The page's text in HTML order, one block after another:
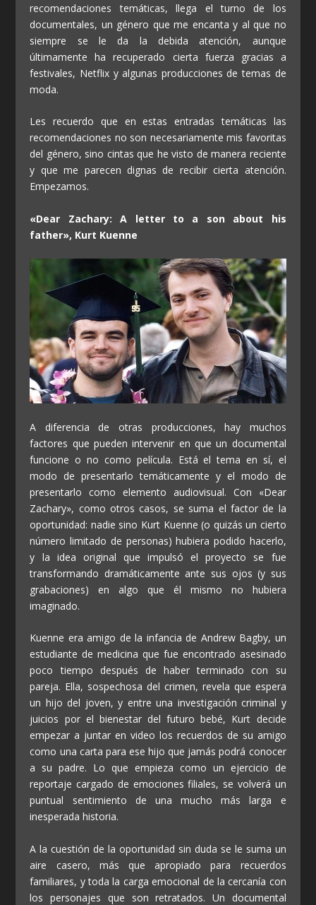
recomendaciones temáticas, llega el turno de los
documentales, un género que me encanta y al que no
siempre se le da la debida atención, aunque
últimamente ha recuperado cierta fuerza gracias a
festivales, Netflix y algunas producciones de temas de
moda.
Les recuerdo que en estas entradas temáticas las
recomendaciones no son necesariamente mis favoritas
del género, sino cintas que he visto de manera reciente
y que me parecen dignas de recibir cierta atención.
Empezamos.
«Dear Zachary: A letter to a son about his
father», Kurt Kuenne
A diferencia de otras producciones, hay muchos
factores que pueden intervenir en que un documental
funcione o no como película. Está el tema en sí, el
modo de presentarlo temáticamente y el modo de
presentarlo como elemento audiovisual. Con «Dear
Zachary», como otros casos, se suma el factor de la
oportunidad: nadie sino Kurt Kuenne (o quizás un cierto
número limitado de personas) hubiera podido hacerlo,
y la idea original que impulsó el proyecto se fue
transformando dramáticamente ante sus ojos (y sus
grabaciones) en algo que él mismo no hubiera
imaginado.
Kuenne era amigo de la infancia de Andrew Bagby, un
estudiante de medicina que fue encontrado asesinado
poco tiempo después de haber terminado con su
pareja. Ella, sospechosa del crimen, revela que espera
un hijo del joven, y entre una investigación criminal y
juicios por el bienestar del futuro bebé, Kurt decide
empezar a juntar en video los recuerdos de su amigo
como una carta para ese hijo que jamás podrá conocer
a su padre. Lo que empieza como un ejercicio de
reportaje cargado de emociones filiales, se volverá un
puntual sentimiento de una mucho más larga e
inesperada historia.
A la cuestión de la oportunidad sin duda se le suma un
aire casero, más que apropiado para recuerdos
familiares, y toda la carga emocional de la cercanía con
los personajes que son retratados. Un documental